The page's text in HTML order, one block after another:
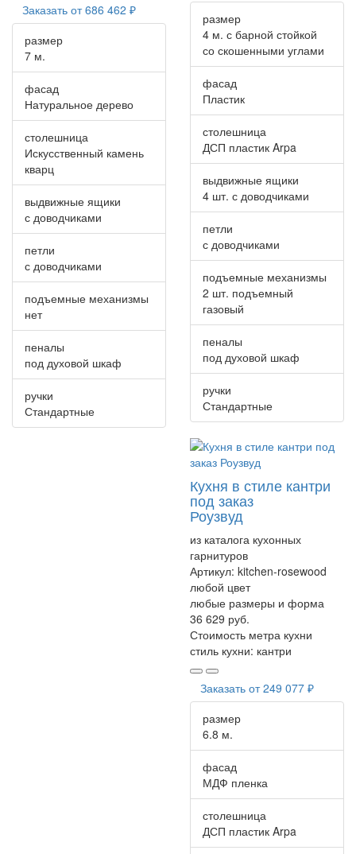
Заказать от686 462 ₽
размер
7 м.
фасад
Натуральное дерево
столешница
Искусственный камень
кварц
выдвижные ящики
с доводчиками
петли
с доводчиками
подъемные механизмы
нет
пеналы
под духовой шкаф
ручки
Стандартные
размер
4 м. с барной стойкой
со скошенными углами
фасад
Пластик
столешница
ДСП пластик Arpa
выдвижные ящики
4 шт. с доводчиками
петли
с доводчиками
подъемные механизмы
2 шт. подъемный
газовый
пеналы
под духовой шкаф
ручки
Стандартные
Кухня в стиле кантри
под заказ
Роузвуд
из каталога кухонных
гарнитуров
Артикул: kitchen-rosewood
любой цвет
любые размеры и форма
36 629 руб.
Стоимость метра кухни
стиль кухни: кантри
Заказать от249 077 ₽
размер
6.8 м.
фасад
МДФ пленка
столешница
ДСП пластик Arpa